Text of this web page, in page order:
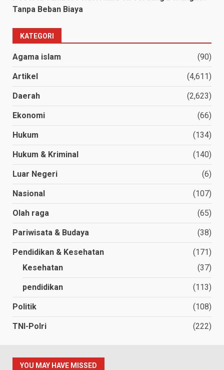
Tanpa Beban Biaya
KATEGORI
Agama islam (90)
Artikel (4,611)
Daerah (2,623)
Ekonomi (66)
Hukum (134)
Hukum & Kriminal (140)
Luar Negeri (6)
Nasional (107)
Olah raga (65)
Pariwisata & Budaya (38)
Pendidikan & Kesehatan
(171)
Kesehatan
(37)
pendidikan (113)
Politik (108)
TNI-Polri (222)
YOU MAY HAVE MISSED